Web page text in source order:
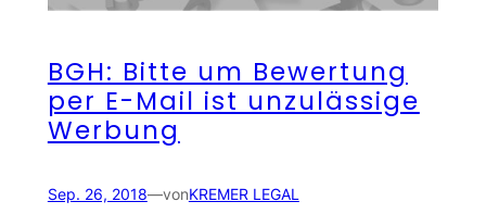
BGH: Bitte um Bewertung
per E-Mail ist unzulässige
Werbung
Sep. 26, 2018—vonKREMER LEGAL